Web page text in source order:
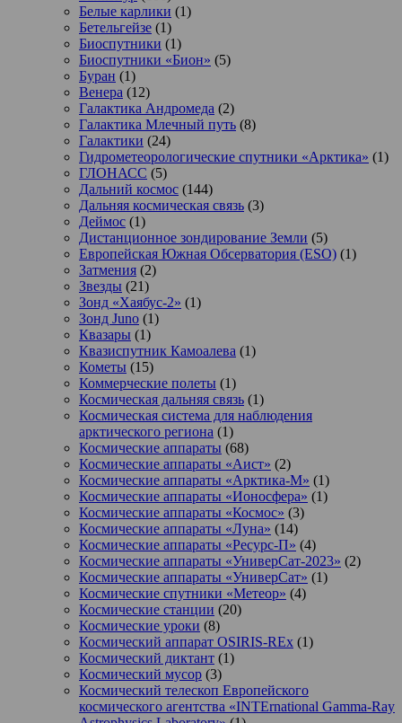
Белые карлики (1)
Бетельгейзе (1)
Биоспутники (1)
Биоспутники «Бион» (5)
Буран (1)
Венера (12)
Галактика Андромеда (2)
Галактика Млечный путь (8)
Галактики (24)
Гидрометеорологические спутники «Арктика» (1)
ГЛОНАСС (5)
Дальний космос (144)
Дальняя космическая связь (3)
Деймос (1)
Дистанционное зондирование Земли (5)
Европейская Южная Обсерватория (ESO) (1)
Затмения (2)
Звезды (21)
Зонд «Хаябус-2» (1)
Зонд Juno (1)
Квазары (1)
Квазиспутник Камоалева (1)
Кометы (15)
Коммерческие полеты (1)
Космическая дальняя связь (1)
Космическая система для наблюдения
арктического региона (1)
Космические аппараты (68)
Космические аппараты «Аист» (2)
Космические аппараты «Арктика-М» (1)
Космические аппараты «Ионосфера» (1)
Космические аппараты «Космос» (3)
Космические аппараты «Луна» (14)
Космические аппараты «Ресурс-П» (4)
Космические аппараты «УниверСат-2023» (2)
Космические аппараты «УниверСат» (1)
Космические спутники «Метеор» (4)
Космические станции (20)
Космические уроки (8)
Космический аппарат OSIRIS-REx (1)
Космический диктант (1)
Космический мусор (3)
Космический телескоп Европейского
космического агентства «INTErnational Gamma-Ray